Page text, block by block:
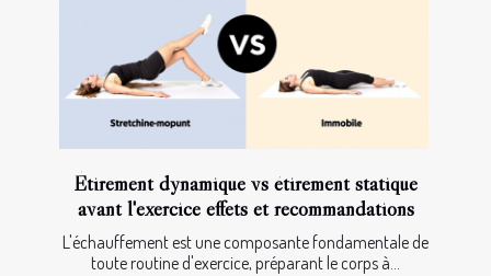
Étirement dynamique vs étirement statique
avant l'exercice effets et recommandations
L'échauffement est une composante fondamentale de
toute routine d'exercice, préparant le corps à...